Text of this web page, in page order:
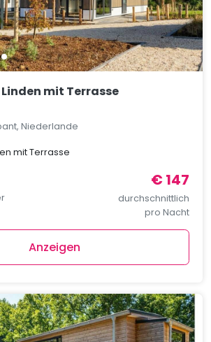
mit Terrasse
Niederlande
mit Terrasse
€ 147
durchschnittlich
pro Nacht
Anzeigen